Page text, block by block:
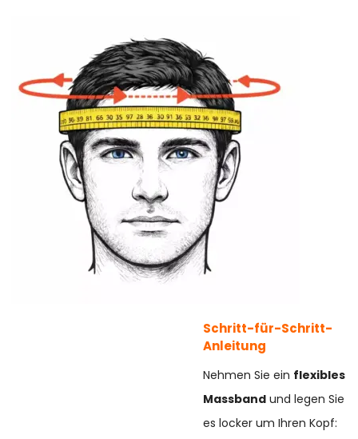
Schritt-für-Schritt-
Anleitung
Nehmen Sie ein flexibles
Massband und legen Sie
es locker um Ihren Kopf: